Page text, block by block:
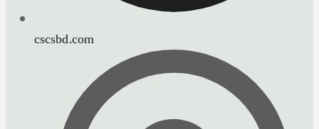
cscsbd.com